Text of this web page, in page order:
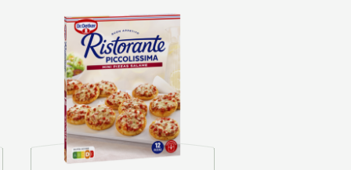
Piccolissima Prosciutto